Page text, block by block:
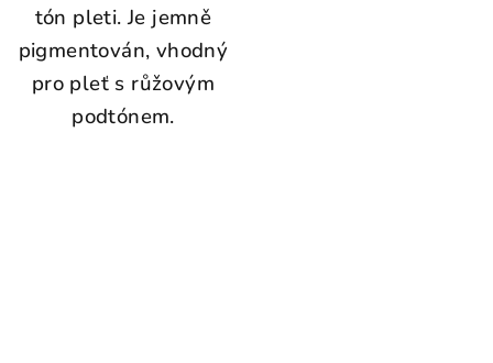
tón pleti. Je jemně
pigmentován, vhodný
pro pleť s růžovým
podtónem.